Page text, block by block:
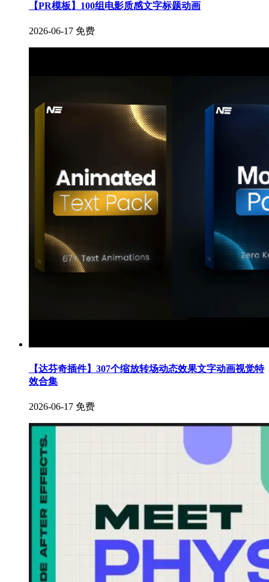
【PR模板】100组电影质感文字标题动画
2026-06-17 免费
【达芬奇插件】307个缩放转场动态效果文字动画视觉特
效合集
2026-06-17 免费